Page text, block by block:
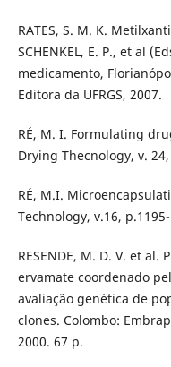
RATES, S. M. K.
SCHENKEL, E. P., et al
medicamento,
Editora da UFRGS, 2007.
RÉ, M. I. Formulating
Drying Thecnology, v.
RÉ, M.I.
Technology, v.16,
RESENDE, M. D. V. et
ervamate coordenado
avaliação genética de
clones. Colombo:
2000. 67 p.